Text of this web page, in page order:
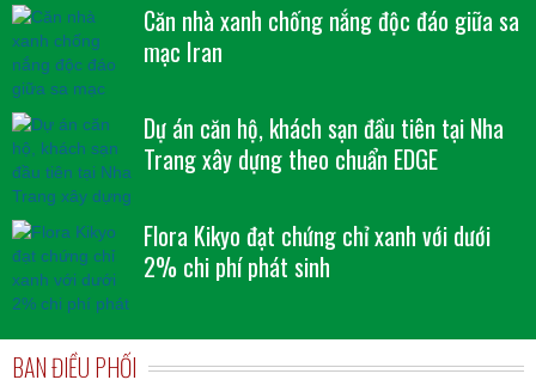
Căn nhà xanh chống nắng độc đáo giữa sa
mạc Iran
Dự án căn hộ, khách sạn đầu tiên tại Nha
Trang xây dựng theo chuẩn EDGE
Flora Kikyo đạt chứng chỉ xanh với dưới
2% chi phí phát sinh
BAN ĐIỀU PHỐI